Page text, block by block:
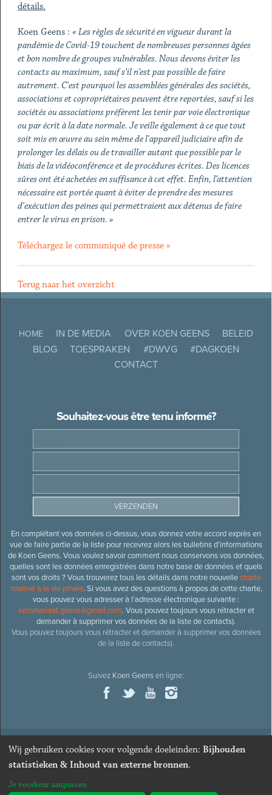
détails.
Koen Geens : « Les règles de sécurité en vigueur durant la
pandémie de Covid-19 touchent de nombreuses personnes âgées
et bon nombre de groupes vulnérables. Nous devons éviter les
contacts au maximum, sauf s’il n’est pas possible de faire
autrement. C'est pourquoi les assemblées générales des sociétés,
associations et copropriétaires peuvent être reportées, sauf si les
sociétés ou associations préfèrent les tenir par voie électronique
ou par écrit à la date normale. Je veille également à ce que tout
soit mis en œuvre au sein même de l'appareil judiciaire afin de
prolonger les délais ou de travailler autant que possible par le
biais de la vidéoconférence et de procédures écrites. Des licences
sûres ont été achetées en suffisance à cet effet. Enfin, l’attention
nécessaire est portée quant à éviter de prendre des mesures
d'exécution des peines qui permettraient aux détenus de faire
entrer le virus en prison. »
Téléchargez le communiqué de presse »
Terug naar het overzicht
HOME IN DE MEDIA OVER KOEN GEENS
BELEID
BLOG
TOESPRAKEN #DWVG
#DAGKOEN
CONTACT
Souhaitez-vous être tenu informé?
En complétant vos données ci-dessus, vous donnez votre accord exprès en
vue de faire partie de la liste pour recevrez alors les bulletins d’informations
de Koen Geens. Vous voulez savoir comment nous conservons vos données,
quelles sont les données enregistrées dans notre base de données et quels
sont vos droits ? Vous trouverez tous les détails dans notre nouvellecharte
relative à la vie privée. Si vous avez des questions à propos de cette charte,
vous pouvez vous adresser à l’adresse électronique suivante :
secretariaat.geens@gmail.com. Vous pouvez toujours vous rétracter et
demander à supprimer vos données de la liste de contacts).
Vous pouvez toujours vous rétracter et demander à supprimer vos données
de la liste de contacts).
Suivez Koen Geensen ligne:
© 2026Ancien ministre et député honoraire
Webdesign & développement par Zenjoy de Louvain
Wij gebruiken cookies voor volgende doeleinden: Bijhouden
statistieken & Inhoud van externe bronnen.
Je voorkeur aanpassen